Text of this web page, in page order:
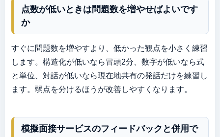
点数が低いときは問題数を増やせばよいです
か
すぐに問題数を増やすより、低かった観点を小さく練習
します。構造化が低いなら冒頭2分、数字が低いなら式
と単位、対話が低いなら現在地共有の発話だけを練習し
ます。弱点を分けるほうが改善しやすくなります。
模擬面接サービスのフィードバックと併用で